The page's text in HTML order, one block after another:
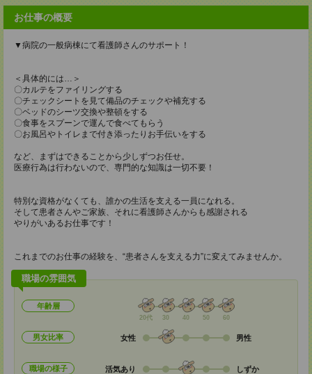
お仕事の概要
▼病院の一般病棟にて看護師さんのサポート！
＜具体的には…＞
〇カルテをファイリングする
〇チェックシートを見て備品のチェックや補充する
〇ベッドのシーツ交換や整頓をする
〇食事をスプーンで運んで食べてもらう
〇お風呂やトイレまで付き添ったりお手伝いをする
など、まずはできることから少しずつお任せ。
医療行為は行わないので、専門的な知識は一切不要！
特別な資格がなくても、誰かの生活を支える一員になれる。
そして患者さんやご家族、それに看護師さんからも感謝される
やりがいあるお仕事です！
これまでのお仕事の経験を、“患者さんを支える力”に変えてみませんか。
職場の雰囲気
年齢層
20代 30 40 50 60
男女比率 女性 男性
職場の様子 活気あり しずか